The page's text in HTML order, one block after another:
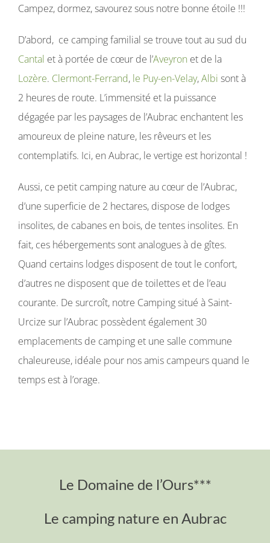
Campez, dormez, savourez sous notre bonne étoile !!!
D’abord, ce camping familial se trouve tout au sud du
Cantal et à portée de cœur de l’Aveyron et de la
Lozère. Clermont-Ferrand, le Puy-en-Velay,Albi sont à
2 heures de route. L’immensité et la puissance
dégagée par les paysages de l’Aubrac enchantent les
amoureux de pleine nature, les rêveurs et les
contemplatifs. Ici, en Aubrac, le vertige est horizontal !
Aussi, ce petit camping nature au cœur de l’Aubrac,
d’une superficie de 2 hectares, dispose de lodges
insolites, de cabanes en bois, de tentes insolites. En
fait, ces hébergements sont analogues à de gîtes.
Quand certains lodges disposent de tout le confort,
d’autres ne disposent que de toilettes et de l’eau
courante. De surcroît, notre Camping situé à Saint-
Urcize sur l’Aubrac possèdent également 30
emplacements de camping et une salle commune
chaleureuse, idéale pour nos amis campeurs quand le
temps est à l’orage.
Le Domaine de l’Ours***
Le camping nature en Aubrac